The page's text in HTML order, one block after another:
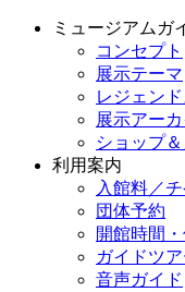
ミュージアムガ
コンセプト
展示テーマ
レジェン
展示アー
ショップ
利用案内
入館料／
団体予約
開館時間・
ガイドツ
音声ガイド